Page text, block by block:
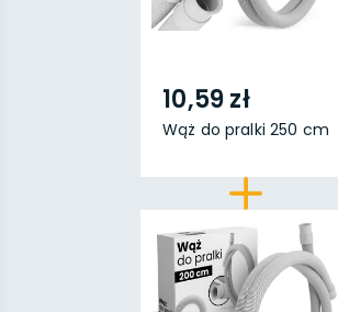
10,59 zł
Wąż do pralki 250 cm